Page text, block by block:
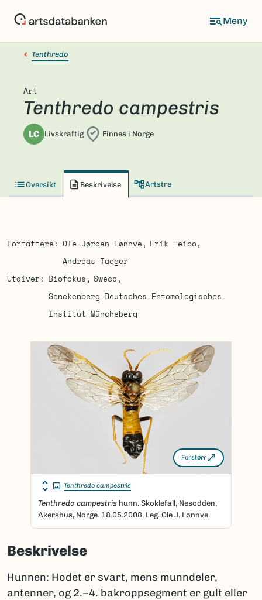
Tenthredo
Art
Tenthredo campestris
LC Livskraftig Finnes i Norge
Oversikt Beskrivelse Artstre
Forfattere Ole Jørgen Lønnve
Erik Heibo
Andreas Taeger
Utgiver
Biofokus
Sweco
Senckenberg Deutsches Entomologisches
Institut Müncheberg
Forstørr
Tenthredo campestris
Tenthredo campestris hunn. Skoklefall, Nesodden,
Akershus, Norge. 18.05.2008. Leg. Ole J. Lønnve.
Beskrivelse
Hunnen: Hodet er svart, mens munndeler,
antenner, og 2.−4. bakroppsegment er gult eller